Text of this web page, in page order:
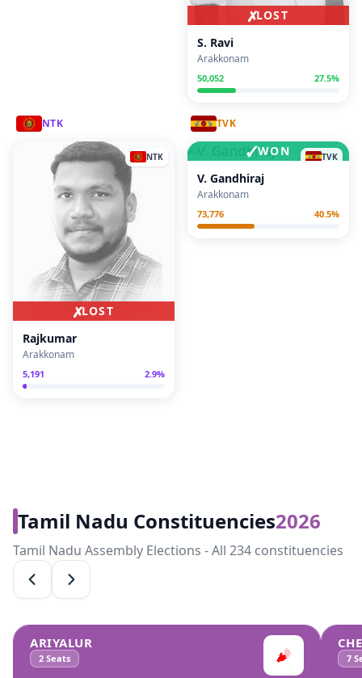
✗LOST
S. Ravi
Arakkonam
50,052 27.5%
NTK
✗LOST
NTK
Rajkumar
Arakkonam
5,191 2.9%
TVK
✓WON TVK
V. Gandhiraj
Arakkonam
73,776 40.5%
Tamil Nadu Constituencies2026
Tamil Nadu Assembly Elections - All 234 constituencies
ARIYALUR
2 Seats 7